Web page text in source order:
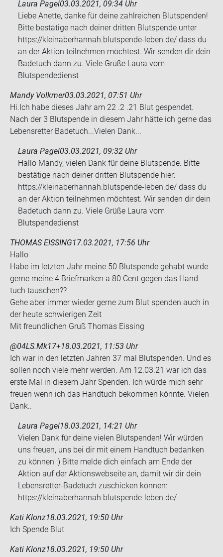
Laura Pagel03.03.2021, 09:34 Uhr
Liebe Anette, danke für deine zahlreichen Blutspenden!
Bitte bestätige nach deiner dritten Blutspende unter
https://kleinaberhannah.blutspende-leben.de/ dass du
an der Aktion teilnehmen möchtest. Wir senden dir dein
Badetuch dann zu. Viele Grüße Laura vom
Blutspendedienst
Mandy Volkmer03.03.2021, 07:51 Uhr
Hi.Ich habe die­ses Jahr am 22 .2 .21 Blut ge­spen­det.
Nach der 3 Blut­spen­de in die­sem Jahr hätte ich gerne das
Le­bens­ret­ter Ba­de­tuch...Vie­len Dank...
Laura Pagel03.03.2021, 09:32 Uhr
Hallo Mandy, vielen Dank für deine Blutspende. Bitte
bestätige nach deiner dritten Blutspende hier:
https://kleinaberhannah.blutspende-leben.de/ dass du
an der Aktion teilnehmen möchtest. Wir senden dir dein
Badetuch dann zu. Viele Grüße Laura vom
Blutspendedienst
THOMAS EISSING17.03.2021, 17:56 Uhr
Hallo
Habe im letz­ten Jahr meine 50 Blut­spen­de ge­habt würde
gerne meine 4 Brief­mar­ken a 80 Cent gegen das Hand­
tuch tau­schen??
Gehe aber immer wie­der gerne zum Blut spen­den auch in
der heute schwie­ri­gen Zeit
Mit freund­li­chen Gruß Tho­mas Eis­sing
@04LS.Mk17+18.03.2021, 11:53 Uhr
Ich war in den letz­ten Jah­ren 37 mal Blut­spen­den. Und es
sol­len noch viele mehr wer­den. Am 12.03.21 war ich das
erste Mal in die­sem Jahr Spen­den. Ich würde mich sehr
freu­en wenn ich das Hand­tuch be­kom­men könn­te. Vie­len
Dank..
Laura Pagel18.03.2021, 14:21 Uhr
Vielen Dank für deine vielen Blutspenden! Wir würden
uns freuen, uns bei dir mit einem Handtuch bedanken
zu können :) Bitte melde dich einfach am Ende der
Aktion auf der Aktionswebseite an, damit wir dir dein
Lebensretter-Badetuch zuschicken können:
https://kleinaberhannah.blutspende-leben.de/
Kati Klonz18.03.2021, 19:50 Uhr
Ich Spen­de Blut
Kati Klonz18.03.2021, 19:50 Uhr